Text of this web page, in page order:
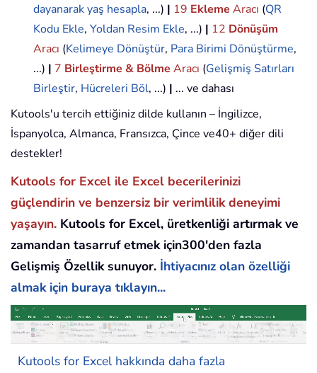
dayanarak yaş hesapla, ...) | 19 Ekleme Aracı (QR
Kodu Ekle, Yoldan Resim Ekle, ...) | 12 Dönüşüm
Aracı (Kelimeye Dönüştür, Para Birimi Dönüştürme,
...) | 7 Birleştirme & Bölme Aracı (Gelişmiş Satırları
Birleştir, Hücreleri Böl, ...) | ... ve dahası
Kutools'u tercih ettiğiniz dilde kullanın – İngilizce,
İspanyolca, Almanca, Fransızca, Çince ve40+ diğer dili
destekler!
Kutools for Excel ile Excel becerilerinizi
güçlendirin ve benzersiz bir verimlilik deneyimi
yaşayın. Kutools for Excel, üretkenliği artırmak ve
zamandan tasarruf etmek için300'den fazla
Gelişmiş Özellik sunuyor. İhtiyacınız olan özelliği
almak için buraya tıklayın...
Kutools for Excel hakkında daha fazla